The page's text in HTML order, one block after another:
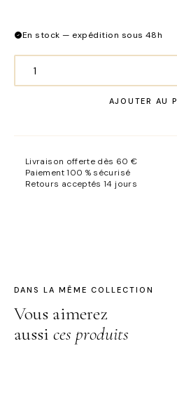
En stock — expédition sous 48h
quantité
Style
Personnalisée
AJOUTER AU
Livraison offerte dès 60 €
Paiement 100 % sécurisé
Retours acceptés 14 jours
DANS LA MÊME COLLECTION
Vous aimerez
aussi ces produits